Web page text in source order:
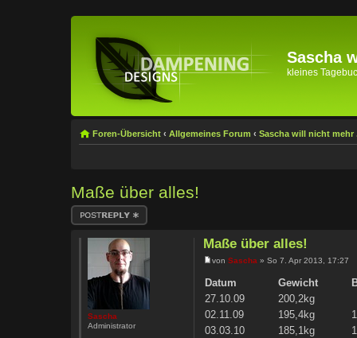
Sascha
kleines
Foren-Übersicht ‹ Allgemeines Forum ‹ Sascha will nicht mehr
Maße über alles!
Antwort erstellen
Maße über alles!
vonSascha » So 7. Apr 2013, 17:27
Datum Gewicht
27.10.09
200,2kg
02.11.09
195,4kg
03.03.10
185,1kg
Sascha
Administrator